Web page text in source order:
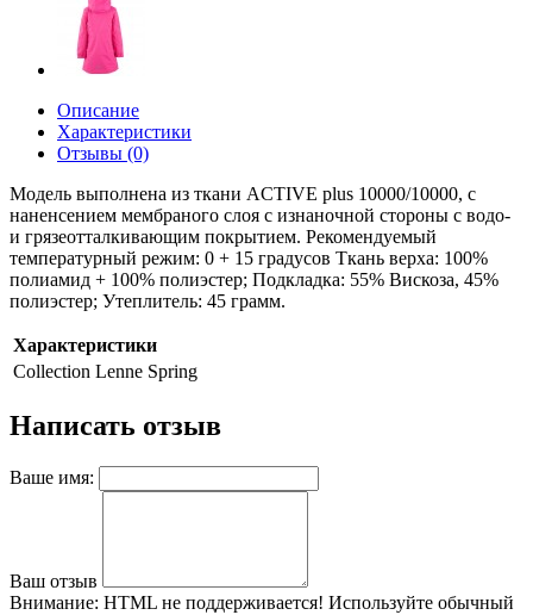
Описание
Характеристики
Отзывы (0)
Модель выполнена из ткани ACTIVE plus 10000/10000, с
наненсением мембраного слоя с изнаночной стороны с водо-
и грязеотталкивающим покрытием. Рекомендуемый
температурный режим: 0 + 15 градусов Ткань верха: 100%
полиамид + 100% полиэстер; Подкладка: 55% Вискоза, 45%
полиэстер; Утеплитель: 45 грамм.
Характеристики
Collection Lenne Spring
Написать отзыв
Ваше имя:
Ваш отзыв
Внимание: HTML не поддерживается! Используйте обычный